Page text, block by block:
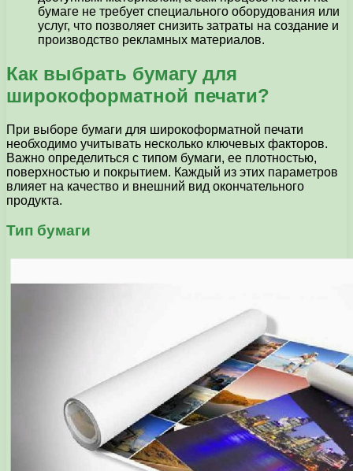
бумаге не требует специального оборудования или
услуг, что позволяет снизить затраты на создание и
производство рекламных материалов.
Как выбрать бумагу для
широкоформатной печати?
При выборе бумаги для широкоформатной печати
необходимо учитывать несколько ключевых факторов.
Важно определиться с типом бумаги, ее плотностью,
поверхностью и покрытием. Каждый из этих параметров
влияет на качество и внешний вид окончательного
продукта.
Тип бумаги